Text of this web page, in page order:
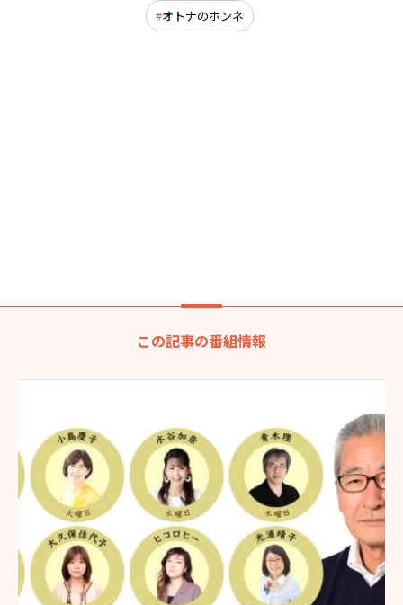
オトナのホンネ
この記事の番組情報